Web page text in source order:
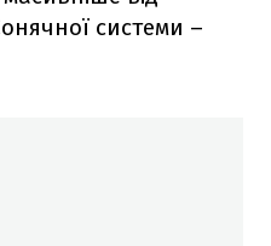
системи –